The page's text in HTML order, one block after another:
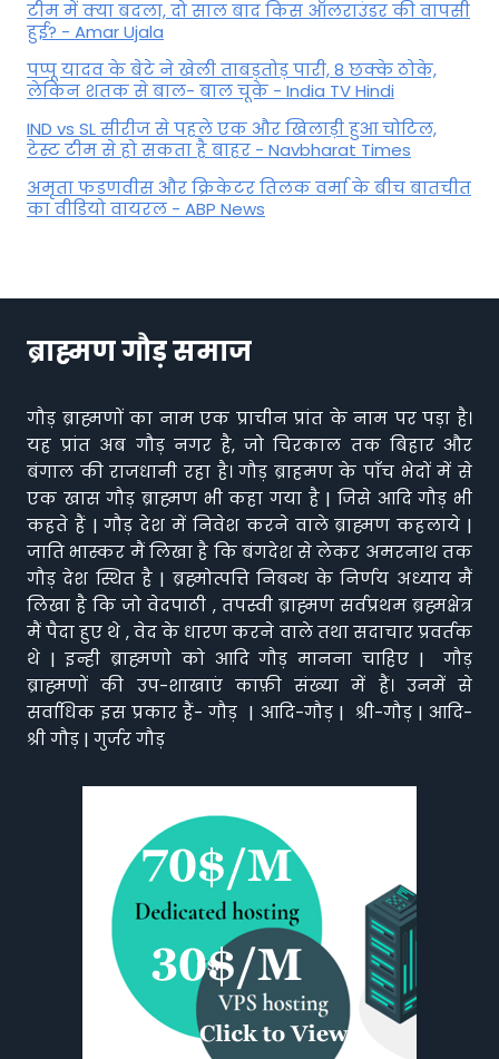
टीम में क्या बदला, दो साल बाद किस ऑलराउंडर की वापसी
हुई? - Amar Ujala
पप्पू यादव के बेटे ने खेली ताबड़तोड़ पारी, 8 छक्के ठोके,
लेकिन शतक से बाल- बाल चूके - India TV Hindi
IND vs SL सीरीज से पहले एक और खिलाड़ी हुआ चोटिल,
टेस्ट टीम से हो सकता है बाहर - Navbharat Times
अमृता फडणवीस और क्रिकेटर तिलक वर्मा के बीच बातचीत
का वीडियो वायरल - ABP News
ब्राह्मण गौड़ समाज
गौड़ ब्राह्मणों का नाम एक प्राचीन प्रांत के नाम पर पड़ा है।
यह प्रांत अब गौड़ नगर है, जो चिरकाल तक बिहार और
बंगाल की राजधानी रहा है। गौड़ ब्राहमण के पाँच भेदों में से
एक खास गौड़ ब्राह्मण भी कहा गया है | जिसे आदि गौड़ भी
कहते हैं | गौड़ देश में निवेश करने वाले ब्राह्मण कहलाये |
जाति भास्कर मैं लिखा है कि बंगदेश से लेकर अमरनाथ तक
गौड़ देश स्थित है | ब्रह्मोत्पत्ति निबन्ध के निर्णय अध्याय मैं
लिखा है कि जो वेदपाठी , तपस्वी ब्राह्मण सर्वप्रथम ब्रह्मक्षेत्र
मैं पैदा हुए थे , वेद के धारण करने वाले तथा सदाचार प्रवर्तक
थे | इन्ही ब्राह्मणो को आदि गौड़ मानना चाहिए | गौड़
ब्राह्मणों की उप-शाखाएं काफ़ी संख्या में हैं। उनमें से
सर्वाधिक इस प्रकार हैं- गौड़ | आदि-गौड़ | श्री-गौड़ | आदि-
श्री गौड़ | गुर्जर गौड़